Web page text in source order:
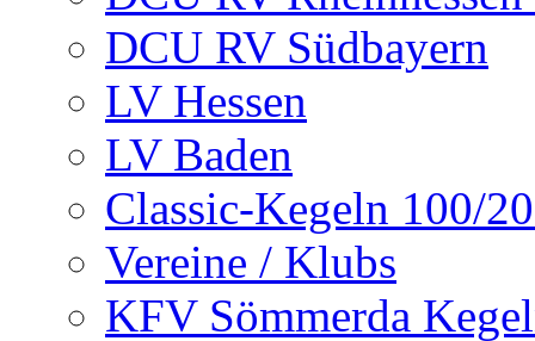
DCU RV Südbayern
LV Hessen
LV Baden
Classic-Kegeln 100/
Vereine / Klubs
KFV Sömmerda